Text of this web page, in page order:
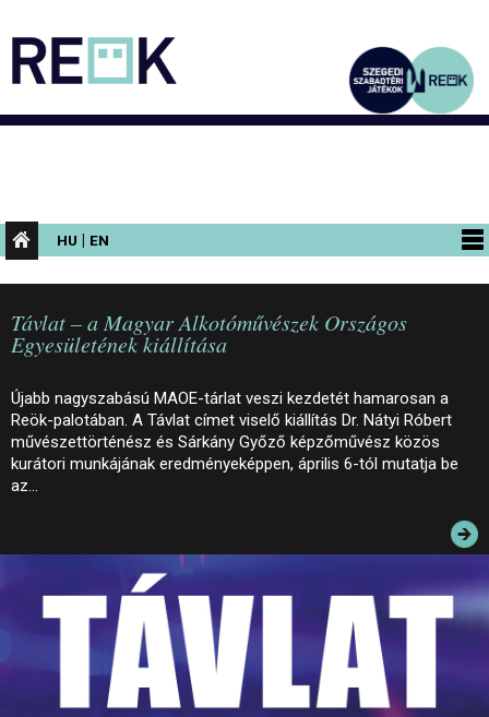
HU | EN
PROGRAMOK
KIÁLLÍTÁSOK
INFORMÁCIÓK
KONFERENCIA
PALOTASÉTÁK ÉS VEZETÉSEK
KÖZÉRDEKŰ ADATOK
Távlat – a Magyar Alkotóművészek Országos
Egyesületének kiállítása
Újabb nagyszabású MAOE-tárlat veszi kezdetét hamarosan a
Reök-palotában. A Távlat címet viselő kiállítás Dr. Nátyi Róbert
művészettörténész és Sárkány Győző képzőművész közös
kurátori munkájának eredményeképpen, április 6-tól mutatja be
az…